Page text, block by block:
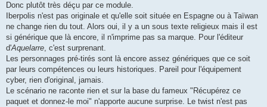
Donc plutôt très déçu par ce module.
Iberpolis n'est pas originale et qu'elle soit située en Espagne ou à Taïwan
ne change rien du tout. Alors oui, il y a un sous texte religieux mais il est
si générique que là encore, il n'imprime pas sa marque. Pour l'éditeur
d'Aquelarre, c'est surprenant.
Les personnages pré-tirés sont là encore assez génériques que ce soit
par leurs compétences ou leurs historiques. Pareil pour l'équipement
cyber, rien d'original, jamais.
Le scénario ne raconte rien et sur la base du fameux "Récupérez ce
paquet et donnez-le moi" n'apporte aucune surprise. Le twist n'est pas